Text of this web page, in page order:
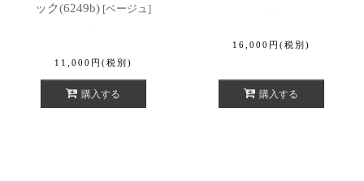
ック(6249b) [ベージュ]
11,000 円 (税別)
購入する
16,000 円 (税別)
購入する